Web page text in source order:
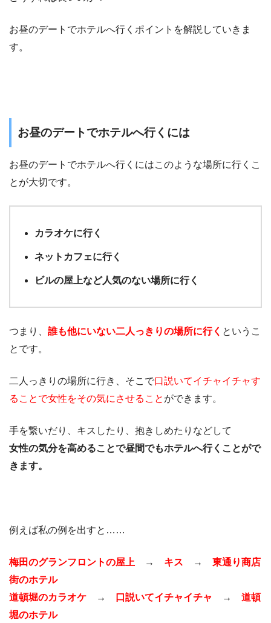
お昼のデートでホテルへ行くポイントを解説していきま
す。
お昼のデートでホテルへ行くには
お昼のデートでホテルへ行くにはこのような場所に行くこ
とが大切です。
カラオケに行く
ネットカフェに行く
ビルの屋上など人気のない場所に行く
つまり、 誰も他にいない二人っきりの場所に行く というこ
とです。
二人っきりの場所に行き、そこで口説いてイチャイチャす
ることで女性をその気にさせること ができます。
手を繋いだり、キスしたり、抱きしめたりなどして
女性の気分を高めることで昼間でもホテルへ行くことがで
きます。
例えば私の例を出すと……
梅田のグランフロントの屋上 → キス → 東通り商店
街のホテル
道頓堀のカラオケ → 口説いてイチャイチャ → 道頓
堀のホテル